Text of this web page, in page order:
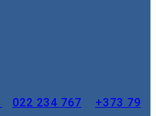
022 234 767
+373 79